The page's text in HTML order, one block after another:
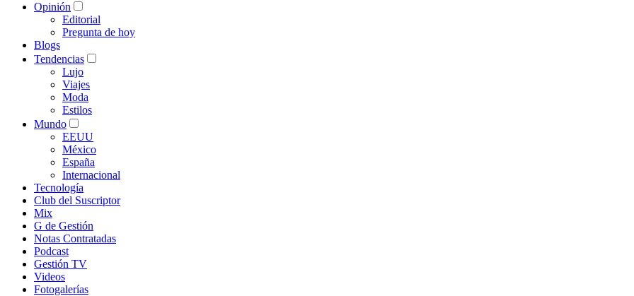
Opinión
Editorial
Pregunta de hoy
Blogs
Tendencias
Lujo
Viajes
Moda
Estilos
Mundo
EEUU
México
España
Internacional
Tecnología
Club del Suscriptor
Mix
G de Gestión
Notas Contratadas
Podcast
Gestión TV
Videos
Fotogalerías